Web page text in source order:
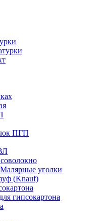
ПГП
уголки
(Knauf)
гипсокартона